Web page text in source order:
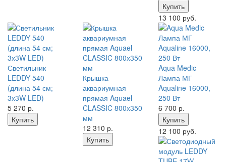
Купить
13 100 руб.
Светильник
LEDDY 540
(длина 54 см;
3х3W LED)
5 270 р.
Купить
Крышка
аквариумная
прямая Aquael
CLASSIC 800х350
мм
12 310 р.
Купить
Aqua Medic
Лампа МГ
Aqualine 16000,
250 Вт
6 700 р.
Купить
12 100 руб.